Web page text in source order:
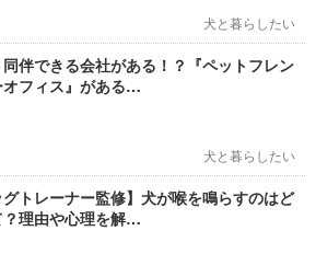
犬と暮らしたい
伴できる会社がある！？『ペットフレン
オフィス』がある…
犬と暮らしたい
グトレーナー監修】犬が喉を鳴らすのはど
？理由や心理を解…